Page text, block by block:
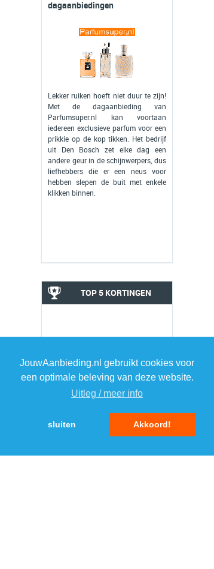
JouwAanbieding.nl gebruikt cookies voor
een optimale beleving van deze website.
Uitleg / meer info
sluiten Akkoord!
dagaanbiedingen
Lekker ruiken hoeft niet duur te zijn!
Met de dagaanbieding van
Parfumsuper.nl kan voortaan
iedereen exclusieve parfum voor een
prikkie op de kop tikken. Het bedrijf
uit Den Bosch zet elke dag een
andere geur in de schijnwerpers, dus
liefhebbers die er een neus voor
hebben slepen de buit met enkele
klikken binnen.
TOP 5 KORTINGEN